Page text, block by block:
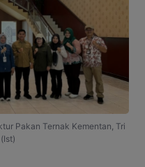
Pakan Ternak Kementan, Tri